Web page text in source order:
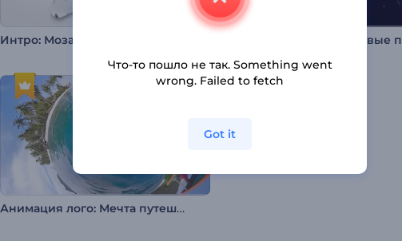
Интро: Мозаика из фото
Анимация лого: Мечта путешественника
Что-то пошло не так. Something went
wrong. Failed to fetch
Got it